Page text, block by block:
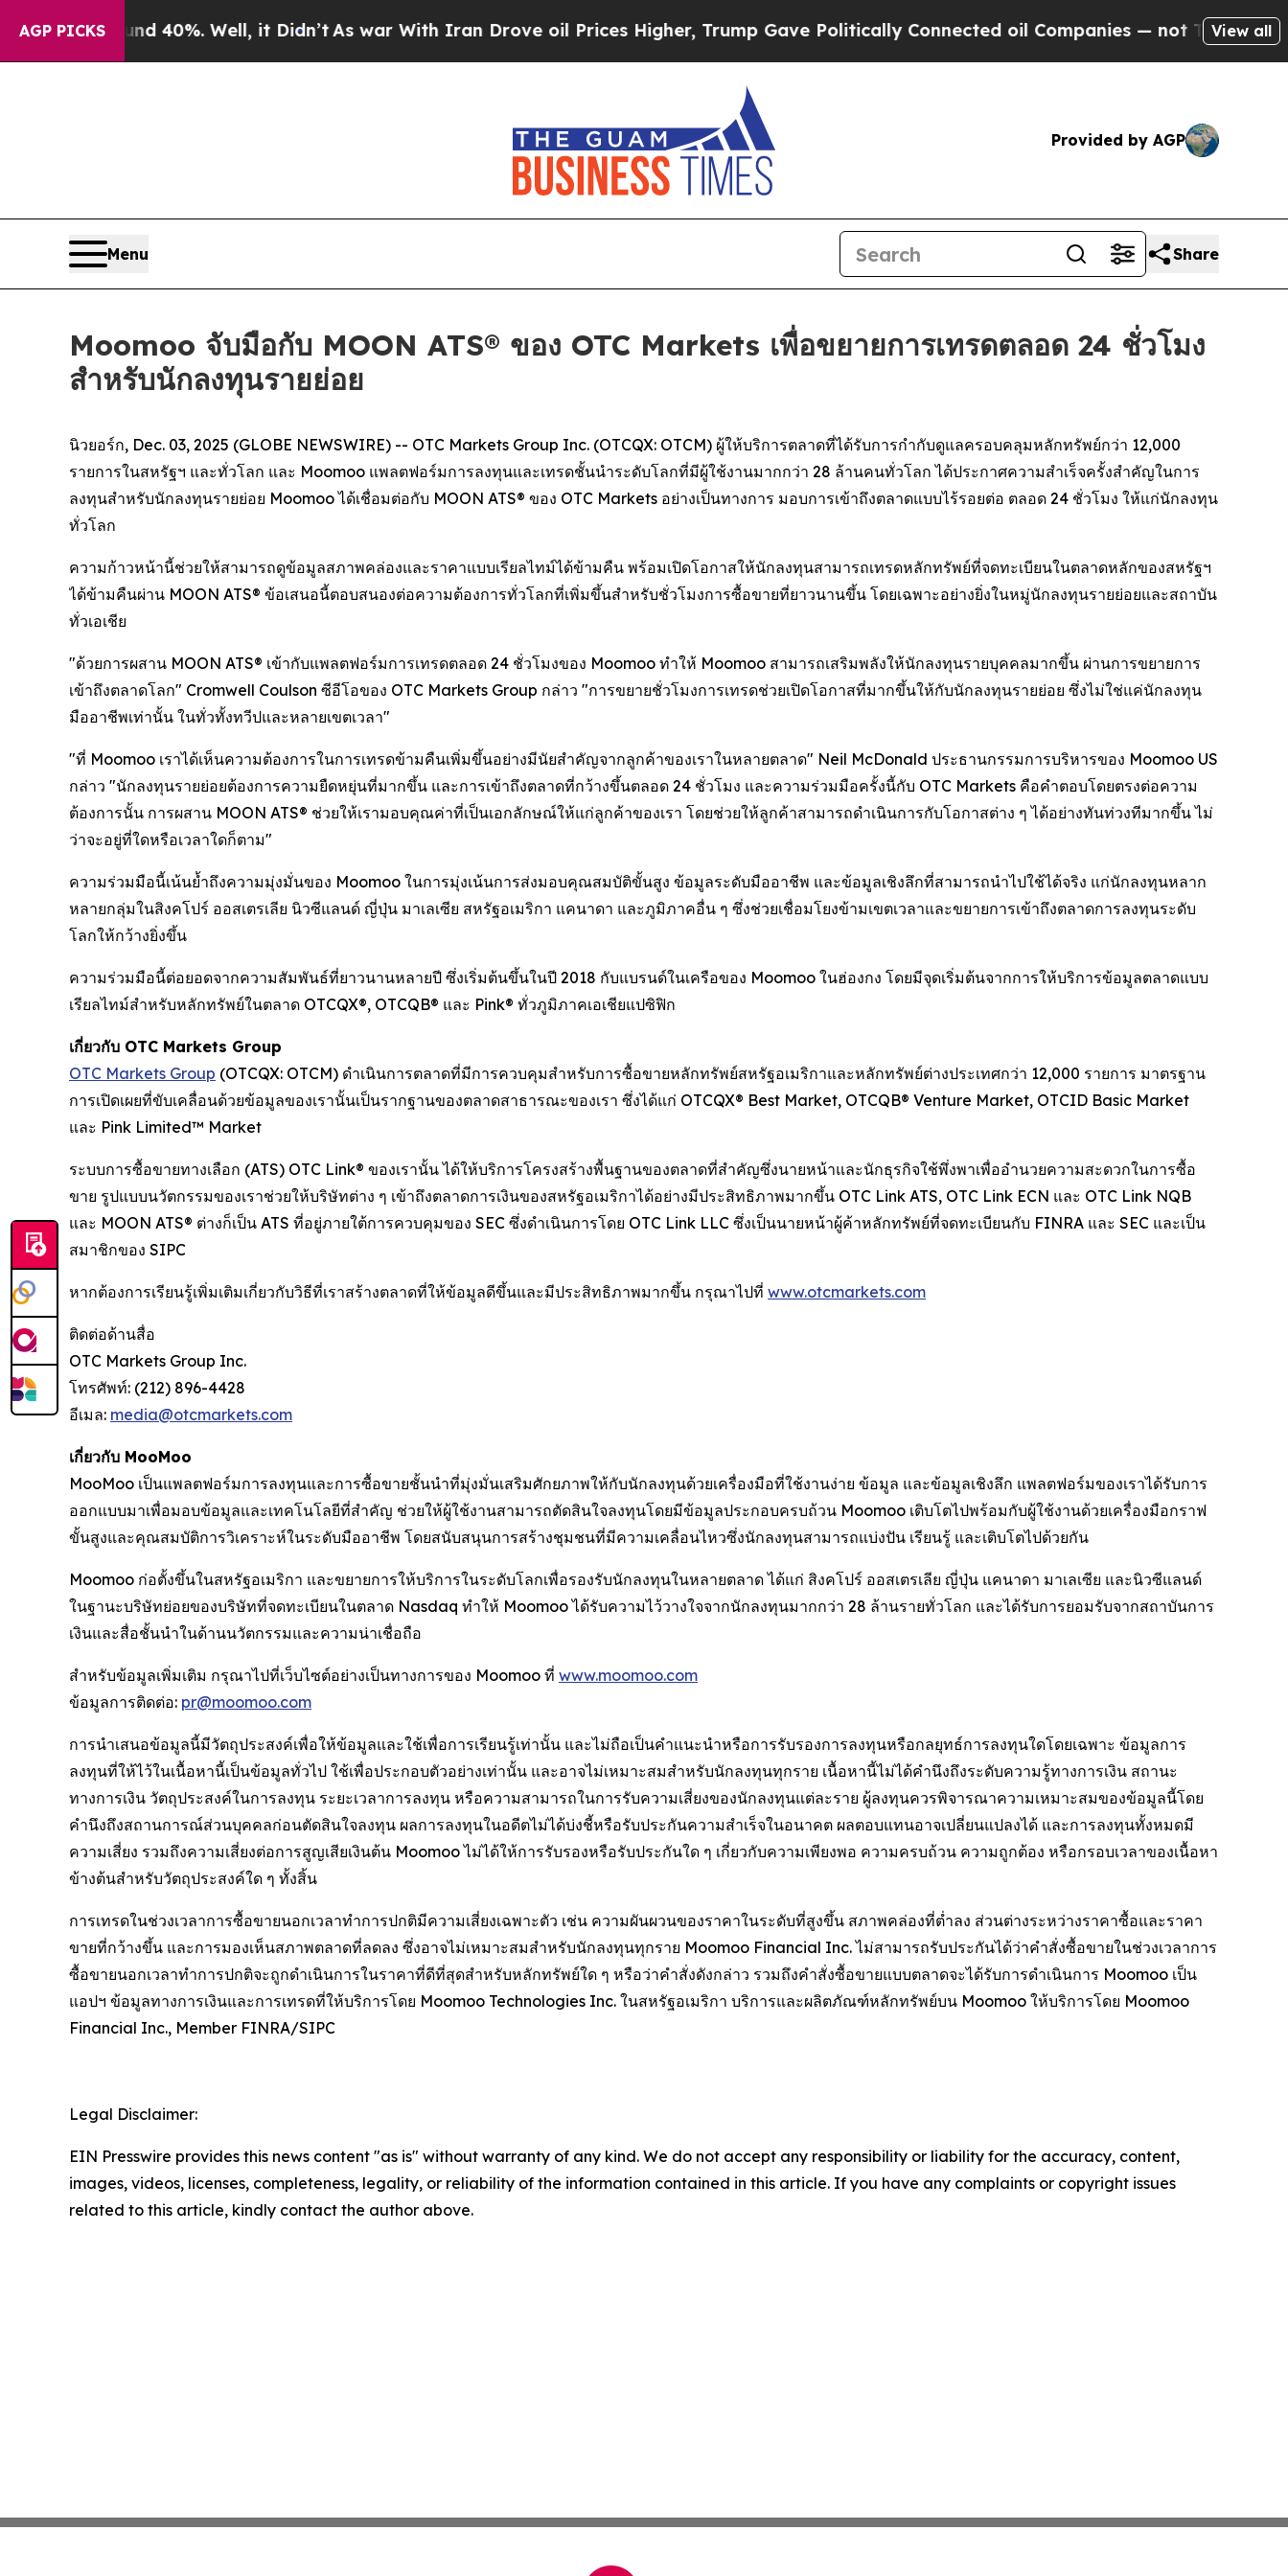
AGP PICKS40%. Well, it Didn’tAs war With Iran Drove oil Prices Higher, Trump Gave Politically Connected oil Companies — not Taxpayers — the
View all
Provided by AGP
Menu Share
Moomoo จับมือกับ MOON ATS® ของ OTC Markets เพื่อขยายการเทรดตลอด 24 ชั่วโมง
สำหรับนักลงทุนรายย่อย
นิวยอร์ก, Dec. 03, 2025 (GLOBE NEWSWIRE) -- OTC Markets Group Inc. (OTCQX: OTCM) ผู้ให้บริการตลาดที่ได้รับการกำกับดูแลครอบคลุมหลักทรัพย์กว่า 12,000
รายการในสหรัฐฯ และทั่วโลก และ Moomoo แพลตฟอร์มการลงทุนและเทรดชั้นนำระดับโลกที่มีผู้ใช้งานมากกว่า 28 ล้านคนทั่วโลก ได้ประกาศความสำเร็จครั้งสำคัญในการ
ลงทุนสำหรับนักลงทุนรายย่อย Moomoo ได้เชื่อมต่อกับ MOON ATS® ของ OTC Markets อย่างเป็นทางการ มอบการเข้าถึงตลาดแบบไร้รอยต่อ ตลอด 24 ชั่วโมง ให้แก่นักลงทุน
ทั่วโลก
ความก้าวหน้านี้ช่วยให้สามารถดูข้อมูลสภาพคล่องและราคาแบบเรียลไทม์ได้ข้ามคืน พร้อมเปิดโอกาสให้นักลงทุนสามารถเทรดหลักทรัพย์ที่จดทะเบียนในตลาดหลักของสหรัฐฯ
ได้ข้ามคืนผ่าน MOON ATS® ข้อเสนอนี้ตอบสนองต่อความต้องการทั่วโลกที่เพิ่มขึ้นสำหรับชั่วโมงการซื้อขายที่ยาวนานขึ้น โดยเฉพาะอย่างยิ่งในหมู่นักลงทุนรายย่อยและสถาบัน
ทั่วเอเชีย
"ด้วยการผสาน MOON ATS® เข้ากับแพลตฟอร์มการเทรดตลอด 24 ชั่วโมงของ Moomoo ทำให้ Moomoo สามารถเสริมพลังให้นักลงทุนรายบุคคลมากขึ้น ผ่านการขยายการ
เข้าถึงตลาดโลก" Cromwell Coulson ซีอีโอของ OTC Markets Group กล่าว "การขยายชั่วโมงการเทรดช่วยเปิดโอกาสที่มากขึ้นให้กับนักลงทุนรายย่อย ซึ่งไม่ใช่แค่นักลงทุน
มืออาชีพเท่านั้น ในทั่วทั้งทวีปและหลายเขตเวลา"
"ที่ Moomoo เราได้เห็นความต้องการในการเทรดข้ามคืนเพิ่มขึ้นอย่างมีนัยสำคัญจากลูกค้าของเราในหลายตลาด" Neil McDonald ประธานกรรมการบริหารของ Moomoo US
กล่าว "นักลงทุนรายย่อยต้องการความยืดหยุ่นที่มากขึ้น และการเข้าถึงตลาดที่กว้างขึ้นตลอด 24 ชั่วโมง และความร่วมมือครั้งนี้กับ OTC Markets คือคำตอบโดยตรงต่อความ
ต้องการนั้น การผสาน MOON ATS® ช่วยให้เรามอบคุณค่าที่เป็นเอกลักษณ์ให้แก่ลูกค้าของเรา โดยช่วยให้ลูกค้าสามารถดำเนินการกับโอกาสต่าง ๆ ได้อย่างทันท่วงทีมากขึ้น ไม่
ว่าจะอยู่ที่ใดหรือเวลาใดก็ตาม"
ความร่วมมือนี้เน้นย้ำถึงความมุ่งมั่นของ Moomoo ในการมุ่งเน้นการส่งมอบคุณสมบัติขั้นสูง ข้อมูลระดับมืออาชีพ และข้อมูลเชิงลึกที่สามารถนำไปใช้ได้จริง แก่นักลงทุนหลาก
หลายกลุ่มในสิงคโปร์ ออสเตรเลีย นิวซีแลนด์ ญี่ปุ่น มาเลเซีย สหรัฐอเมริกา แคนาดา และภูมิภาคอื่น ๆ ซึ่งช่วยเชื่อมโยงข้ามเขตเวลาและขยายการเข้าถึงตลาดการลงทุนระดับ
โลกให้กว้างยิ่งขึ้น
ความร่วมมือนี้ต่อยอดจากความสัมพันธ์ที่ยาวนานหลายปี ซึ่งเริ่มต้นขึ้นในปี 2018 กับแบรนด์ในเครือของ Moomoo ในฮ่องกง โดยมีจุดเริ่มต้นจากการให้บริการข้อมูลตลาดแบบ
เรียลไทม์สำหรับหลักทรัพย์ในตลาด OTCQX®, OTCQB® และ Pink® ทั่วภูมิภาคเอเชียแปซิฟิก
เกี่ยวกับ OTC Markets Group
OTC Markets Group (OTCQX: OTCM) ดำเนินการตลาดที่มีการควบคุมสำหรับการซื้อขายหลักทรัพย์สหรัฐอเมริกาและหลักทรัพย์ต่างประเทศกว่า 12,000 รายการ มาตรฐาน
การเปิดเผยที่ขับเคลื่อนด้วยข้อมูลของเรานั้นเป็นรากฐานของตลาดสาธารณะของเรา ซึ่งได้แก่ OTCQX® Best Market, OTCQB® Venture Market, OTCID Basic Market
และ Pink Limited™ Market
ระบบการซื้อขายทางเลือก (ATS) OTC Link® ของเรานั้น ได้ให้บริการโครงสร้างพื้นฐานของตลาดที่สำคัญซึ่งนายหน้าและนักธุรกิจใช้พึ่งพาเพื่ออำนวยความสะดวกในการซื้อ
ขาย รูปแบบนวัตกรรมของเราช่วยให้บริษัทต่าง ๆ เข้าถึงตลาดการเงินของสหรัฐอเมริกาได้อย่างมีประสิทธิภาพมากขึ้น OTC Link ATS, OTC Link ECN และ OTC Link NQB
และ MOON ATS® ต่างก็เป็น ATS ที่อยู่ภายใต้การควบคุมของ SEC ซึ่งดำเนินการโดย OTC Link LLC ซึ่งเป็นนายหน้าผู้ค้าหลักทรัพย์ที่จดทะเบียนกับ FINRA และ SEC และเป็น
สมาชิกของ SIPC
หากต้องการเรียนรู้เพิ่มเติมเกี่ยวกับวิธีที่เราสร้างตลาดที่ให้ข้อมูลดีขึ้นและมีประสิทธิภาพมากขึ้น กรุณาไปที่ www.otcmarkets.com
ติดต่อด้านสื่อ
OTC Markets Group Inc.
โทรศัพท์: (212) 896-4428
อีเมล: media@otcmarkets.com
เกี่ยวกับ MooMoo
MooMoo เป็นแพลตฟอร์มการลงทุนและการซื้อขายชั้นนำที่มุ่งมั่นเสริมศักยภาพให้กับนักลงทุนด้วยเครื่องมือที่ใช้งานง่าย ข้อมูล และข้อมูลเชิงลึก แพลตฟอร์มของเราได้รับการ
ออกแบบมาเพื่อมอบข้อมูลและเทคโนโลยีที่สำคัญ ช่วยให้ผู้ใช้งานสามารถตัดสินใจลงทุนโดยมีข้อมูลประกอบครบถ้วน Moomoo เติบโตไปพร้อมกับผู้ใช้งานด้วยเครื่องมือกราฟ
ขั้นสูงและคุณสมบัติการวิเคราะห์ในระดับมืออาชีพ โดยสนับสนุนการสร้างชุมชนที่มีความเคลื่อนไหวซึ่งนักลงทุนสามารถแบ่งปัน เรียนรู้ และเติบโตไปด้วยกัน
Moomoo ก่อตั้งขึ้นในสหรัฐอเมริกา และขยายการให้บริการในระดับโลกเพื่อรองรับนักลงทุนในหลายตลาด ได้แก่ สิงคโปร์ ออสเตรเลีย ญี่ปุ่น แคนาดา มาเลเซีย และนิวซีแลนด์
ในฐานะบริษัทย่อยของบริษัทที่จดทะเบียนในตลาด Nasdaq ทำให้ Moomoo ได้รับความไว้วางใจจากนักลงทุนมากกว่า 28 ล้านรายทั่วโลก และได้รับการยอมรับจากสถาบันการ
เงินและสื่อชั้นนำในด้านนวัตกรรมและความน่าเชื่อถือ
สำหรับข้อมูลเพิ่มเติม กรุณาไปที่เว็บไซต์อย่างเป็นทางการของ Moomoo ที่ www.moomoo.com
ข้อมูลการติดต่อ: pr@moomoo.com
การนำเสนอข้อมูลนี้มีวัตถุประสงค์เพื่อให้ข้อมูลและใช้เพื่อการเรียนรู้เท่านั้น และไม่ถือเป็นคำแนะนำหรือการรับรองการลงทุนหรือกลยุทธ์การลงทุนใดโดยเฉพาะ ข้อมูลการ
ลงทุนที่ให้ไว้ในเนื้อหานี้เป็นข้อมูลทั่วไป ใช้เพื่อประกอบตัวอย่างเท่านั้น และอาจไม่เหมาะสมสำหรับนักลงทุนทุกราย เนื้อหานี้ไม่ได้คำนึงถึงระดับความรู้ทางการเงิน สถานะ
ทางการเงิน วัตถุประสงค์ในการลงทุน ระยะเวลาการลงทุน หรือความสามารถในการรับความเสี่ยงของนักลงทุนแต่ละราย ผู้ลงทุนควรพิจารณาความเหมาะสมของข้อมูลนี้โดย
คำนึงถึงสถานการณ์ส่วนบุคคลก่อนตัดสินใจลงทุน ผลการลงทุนในอดีตไม่ได้บ่งชี้หรือรับประกันความสำเร็จในอนาคต ผลตอบแทนอาจเปลี่ยนแปลงได้ และการลงทุนทั้งหมดมี
ความเสี่ยง รวมถึงความเสี่ยงต่อการสูญเสียเงินต้น Moomoo ไม่ได้ให้การรับรองหรือรับประกันใด ๆ เกี่ยวกับความเพียงพอ ความครบถ้วน ความถูกต้อง หรือกรอบเวลาของเนื้อหา
ข้างต้นสำหรับวัตถุประสงค์ใด ๆ ทั้งสิ้น
การเทรดในช่วงเวลาการซื้อขายนอกเวลาทำการปกติมีความเสี่ยงเฉพาะตัว เช่น ความผันผวนของราคาในระดับที่สูงขึ้น สภาพคล่องที่ต่ำลง ส่วนต่างระหว่างราคาซื้อและราคา
ขายที่กว้างขึ้น และการมองเห็นสภาพตลาดที่ลดลง ซึ่งอาจไม่เหมาะสมสำหรับนักลงทุนทุกราย Moomoo Financial Inc. ไม่สามารถรับประกันได้ว่าคำสั่งซื้อขายในช่วงเวลาการ
ซื้อขายนอกเวลาทำการปกติจะถูกดำเนินการในราคาที่ดีที่สุดสำหรับหลักทรัพย์ใด ๆ หรือว่าคำสั่งดังกล่าว รวมถึงคำสั่งซื้อขายแบบตลาดจะได้รับการดำเนินการ Moomoo เป็น
แอปฯ ข้อมูลทางการเงินและการเทรดที่ให้บริการโดย Moomoo Technologies Inc. ในสหรัฐอเมริกา บริการและผลิตภัณฑ์หลักทรัพย์บน Moomoo ให้บริการโดย Moomoo
Financial Inc., Member FINRA/SIPC
Legal Disclaimer:
EIN Presswire provides this news content "as is" without warranty of any kind. We do not accept any responsibility or liability for the accuracy, content,
images, videos, licenses, completeness, legality, or reliability of the information contained in this article. If you have any complaints or copyright issues
related to this article, kindly contact the author above.